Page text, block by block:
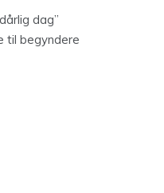
dag”
til begyndere